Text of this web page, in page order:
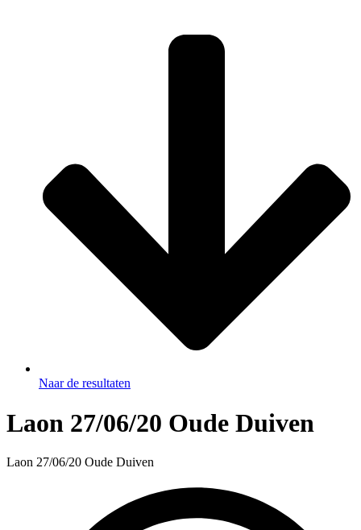
Naar de resultaten
Laon 27/06/20 Oude Duiven
Laon 27/06/20 Oude Duiven